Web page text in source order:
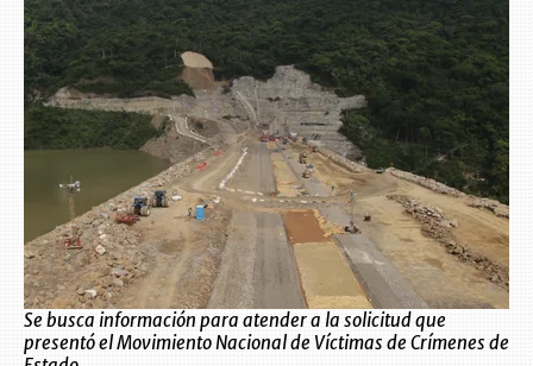
Se busca información para atender a la solicitud que
presentó el Movimiento Nacional de Víctimas de Crímenes de